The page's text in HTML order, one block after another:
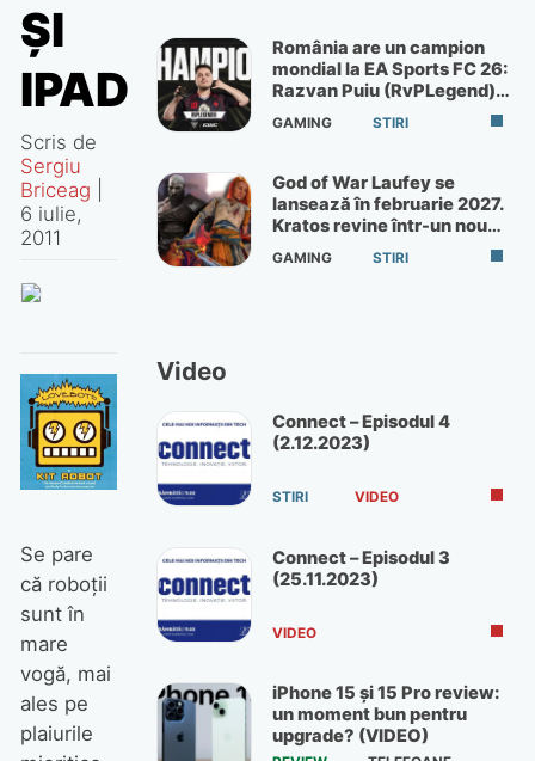
ŞI
IPAD
Scris de
Sergiu
Briceag
6 iulie,
2011
Se pare
că roboţii
sunt în
mare
vogă, mai
ales pe
plaiurile
România are un campion
mondial la EA Sports FC 26:
Razvan Puiu (RvPLegend)
câștigă turneul de la Paris
GAMING STIRI
God of War Laufey se
lansează în februarie 2027.
Kratos revine într-un nou
God of War
GAMING STIRI
Video
Connect – Episodul 4
(2.12.2023)
STIRI VIDEO
Connect – Episodul 3
(25.11.2023)
VIDEO
iPhone 15 și 15 Pro review:
un moment bun pentru
upgrade? (VIDEO)